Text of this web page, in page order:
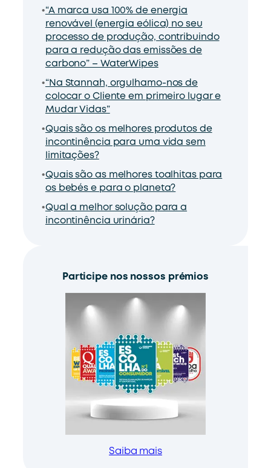
“A marca usa 100% de energia
renovável (energia eólica) no seu
processo de produção, contribuindo
para a redução das emissões de
carbono” – WaterWipes
“Na Stannah, orgulhamo-nos de
colocar o Cliente em primeiro lugar e
Mudar Vidas”
Quais são os melhores produtos de
incontinência para uma vida sem
limitações?
Quais são as melhores toalhitas para
os bebés e para o planeta?
Qual a melhor solução para a
incontinência urinária?
Participe nos nossos prémios
Saiba mais